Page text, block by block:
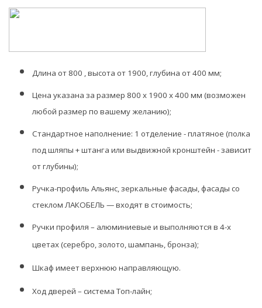
Длина от 800 , высота от 1900, глубина от 400 мм;
Цена указана за размер 800 х 1900 х 400 мм (возможен
любой размер по вашему желанию);
Стандартное наполнение: 1 отделение - платяное (полка
под шляпы + штанга или выдвижной кронштейн - зависит
от глубины);
Ручка-профиль Альянс, зеркальные фасады, фасады со
стеклом ЛАКОБЕЛЬ — входят в стоимость;
Ручки профиля – алюминиевые и выполняются в 4-х
цветах (серебро, золото, шампань, бронза);
Шкаф имеет верхнюю направляющую.
Ход дверей – система Топ-лайн;